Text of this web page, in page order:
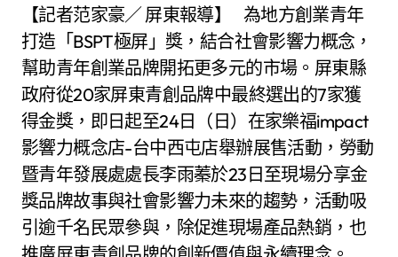
【記者范家豪／ 屏東報導】 為地方創業青年
打造「BSPT極屏」獎，結合社會影響力概念，
幫助青年創業品牌開拓更多元的市場。屏東縣
政府從20家屏東青創品牌中最終選出的7家獲
得金獎，即日起至24日（日）在家樂福impact
影響力概念店-台中西屯店舉辦展售活動，勞動
暨青年發展處處長李雨蓁於23日至現場分享金
獎品牌故事與社會影響力未來的趨勢，活動吸
引逾千名民眾參與，除促進現場產品熱銷，也